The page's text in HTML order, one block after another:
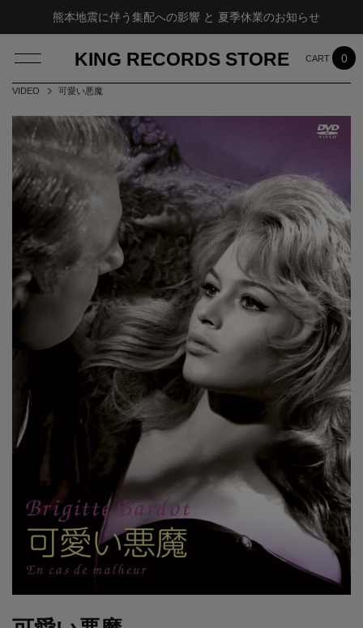
熊本地震に伴う集配への影響 と 夏季休業のお知らせ
KING RECORDS STORE
LOG IN
0
VIDEO 可愛い悪魔